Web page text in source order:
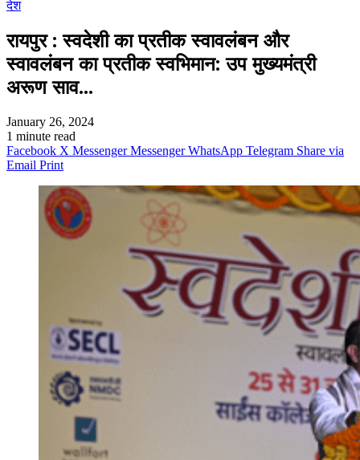
देश
रायपुर : स्वदेशी का प्रतीक स्वावलंबन और
स्वावलंबन का प्रतीक स्वभिमान: उप मुख्यमंत्री
अरूण साव…
January 26, 2024
1 minute read
Facebook X Messenger Messenger WhatsApp Telegram Share via
Email Print